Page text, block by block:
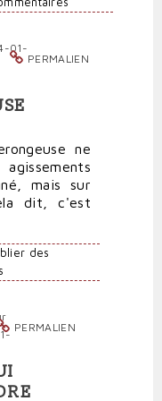
PERMALIEN
01-
ne
mais sur
dit, c'est
des
PERMALIEN